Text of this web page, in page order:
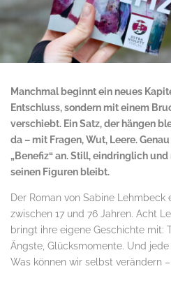
Manchmal beginnt ein neues
Entschluss, sondern mit einem
verschiebt. Ein Satz, der hängen
da – mit Fragen, Wut, Leere.
„Benefiz“ an. Still, eindringlich
seinen Figuren bleibt.
Der Roman von Sabine Lehmbeck
zwischen 17 und 76 Jahren. Acht
bringt ihre eigene Geschichte mit:
Ängste, Glücksmomente. Und
Was können wir selbst verändern